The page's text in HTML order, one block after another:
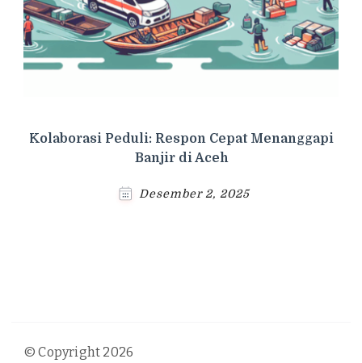
Kolaborasi Peduli: Respon Cepat Menanggapi
Banjir di Aceh
Desember 2, 2025
© Copyright 2026